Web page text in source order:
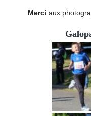
Merci aux